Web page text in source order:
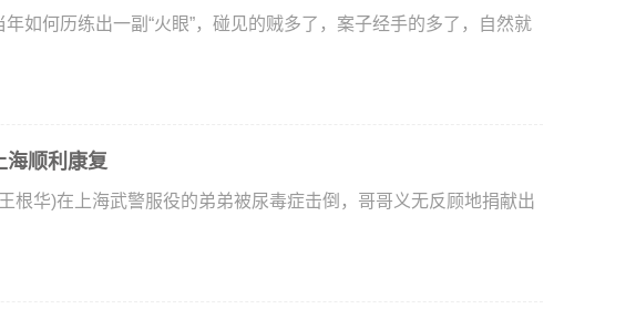
何历练出一副“火眼”，碰见的贼多了，案子经手的多了，自然就
海顺利康复